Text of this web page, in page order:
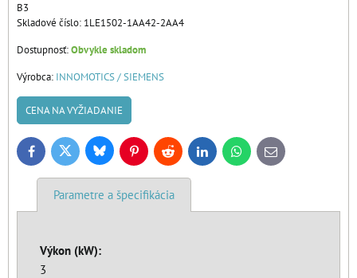
B3
Skladové číslo: 1LE1502-1AA42-2AA4
Dostupnosť:Obvykle skladom
Výrobca: INNOMOTICS / SIEMENS
CENA NA VYŽIADANIE
FacebookTwitter BlueskyPinterestReddit LinkedInWhatsApp
E-
mail
Parametre a špecifikácia
Výkon (kW):
3